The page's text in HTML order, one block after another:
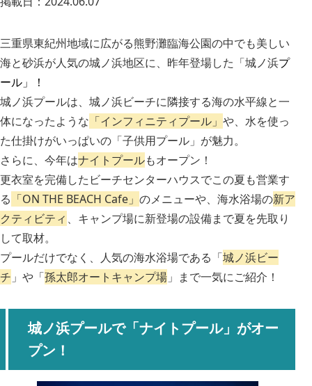
三重県東紀州地域に広がる熊野灘臨海公園の中でも美しい
海と砂浜が人気の城ノ浜地区に、昨年登場した「城ノ浜プ
ール」！
城ノ浜プールは、城ノ浜ビーチに隣接する海の水平線と一
体になったような 「インフィニティプール」 や、水を使っ
た仕掛けがいっぱいの 「子供用プール」 が魅力。
さらに、今年はナイトプールもオープン！
更衣室を完備したビーチセンターハウスでこの夏も営業す
る 「ON THE BEACH Cafe」 のメ​​ニューや、海水浴場の新ア
クティビティ 、キャンプ場に新登場の設備まで夏を先取り
して取材。
プールだけでなく、人気の海水浴場である「城ノ浜ビー
チ 」や「孫太郎オートキャンプ場 」まで一気にご紹介！
城ノ浜プールで「ナイトプール」がオー
プン！